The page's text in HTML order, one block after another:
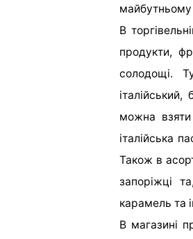
майбутньому
В
продукти,
солодощі.
можна
італійська
Також в
запоріжці
карамель та
В магазині